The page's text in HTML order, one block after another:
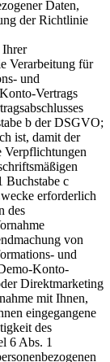
Daten,
der Richtlinie
Ihrer
Verarbeitung für
und
Vertrags
b der DSGVO;
ist, damit der
Verpflichtungen
Buchstabe c
erforderlich
des
von
und
Konto-
Direktmarketing
mit Ihnen,
eingegangene
des
6 Abs. 1